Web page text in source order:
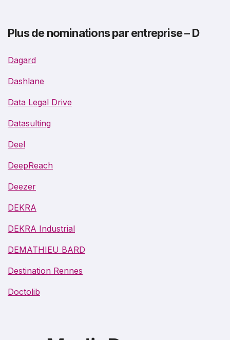
Plus de nominations par entreprise – D
Dagard
Dashlane
Data Legal Drive
Datasulting
Deel
DeepReach
Deezer
DEKRA
DEKRA Industrial
DEMATHIEU BARD
Destination Rennes
Doctolib